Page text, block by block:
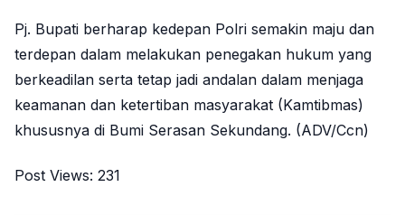
Pj. Bupati berharap kedepan Polri semakin maju dan
terdepan dalam melakukan penegakan hukum yang
berkeadilan serta tetap jadi andalan dalam menjaga
keamanan dan ketertiban masyarakat (Kamtibmas)
khususnya di Bumi Serasan Sekundang. (ADV/Ccn)
Post Views: 231